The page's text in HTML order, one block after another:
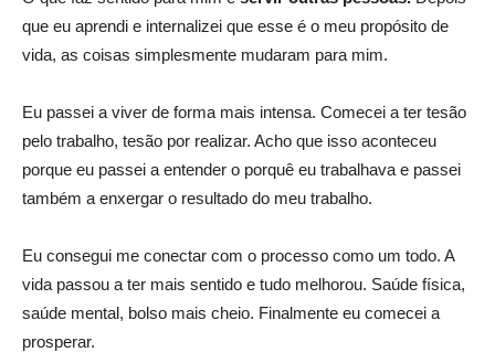
que eu aprendi e internalizei que esse é o meu propósito de
vida, as coisas simplesmente mudaram para mim.
Eu passei a viver de forma mais intensa. Comecei a ter tesão
pelo trabalho, tesão por realizar. Acho que isso aconteceu
porque eu passei a entender o porquê eu trabalhava e passei
também a enxergar o resultado do meu trabalho.
Eu consegui me conectar com o processo como um todo. A
vida passou a ter mais sentido e tudo melhorou. Saúde física,
saúde mental, bolso mais cheio. Finalmente eu comecei a
prosperar.